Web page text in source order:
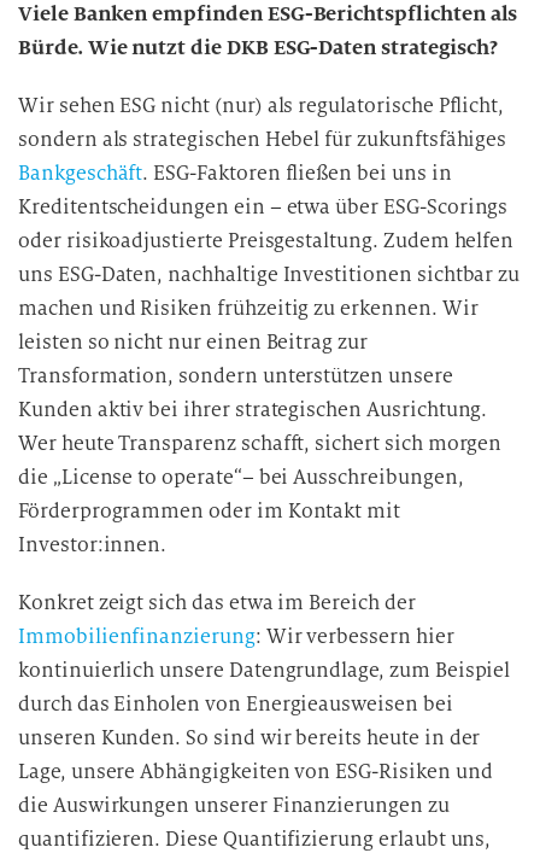
Viele Banken empfinden ESG-Berichtspflichten als
Bürde. Wie nutzt die DKB ESG-Daten strategisch?
Wir sehen ESG nicht (nur) als regulatorische Pflicht,
sondern als strategischen Hebel für zukunftsfähiges
Bankgeschäft. ESG-Faktoren fließen bei uns in
Kreditentscheidungen ein – etwa über ESG-Scorings
oder risikoadjustierte Preisgestaltung. Zudem helfen
uns ESG-Daten, nachhaltige Investitionen sichtbar zu
machen und Risiken frühzeitig zu erkennen. Wir
leisten so nicht nur einen Beitrag zur
Transformation, sondern unterstützen unsere
Kunden aktiv bei ihrer strategischen Ausrichtung.
Wer heute Transparenz schafft, sichert sich morgen
die „License to operate“– bei Ausschreibungen,
Förderprogrammen oder im Kontakt mit
Investor:innen.
Konkret zeigt sich das etwa im Bereich der
Immobilienfinanzierung: Wir verbessern hier
kontinuierlich unsere Datengrundlage, zum Beispiel
durch das Einholen von Energieausweisen bei
unseren Kunden. So sind wir bereits heute in der
Lage, unsere Abhängigkeiten von ESG-Risiken und
die Auswirkungen unserer Finanzierungen zu
quantifizieren. Diese Quantifizierung erlaubt uns,